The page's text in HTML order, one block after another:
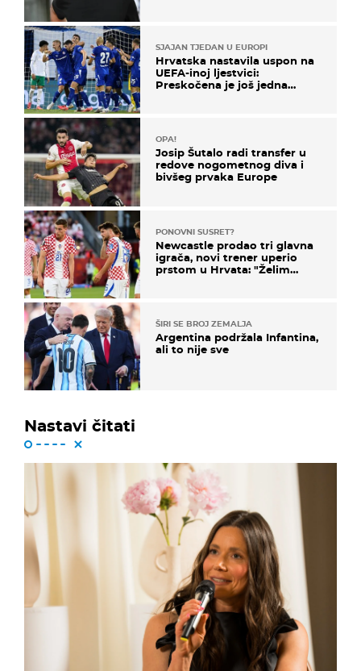
SJAJAN TJEDAN U EUROPI
Hrvatska nastavila uspon na
UEFA-inoj ljestvici:
Preskočena je još jedna
OPA!
Josip Šutalo radi transfer u
redove nogometnog diva i
bivšeg prvaka Europe
PONOVNI SUSRET?
Newcastle prodao tri glavna
igrača, novi trener uperio
prstom u Hrvata: "Želim
ŠIRI SE BROJ ZEMALJA
Argentina podržala Infantina,
ali to nije sve
Nastavi čitati